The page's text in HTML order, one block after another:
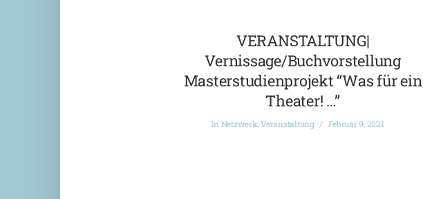
VERANSTALTUNG|
Vernissage/Buchvorstellung
Masterstudienprojekt “Was für ein
Theater! …”
In Netzwerk,Veranstaltung Februar 9, 2021